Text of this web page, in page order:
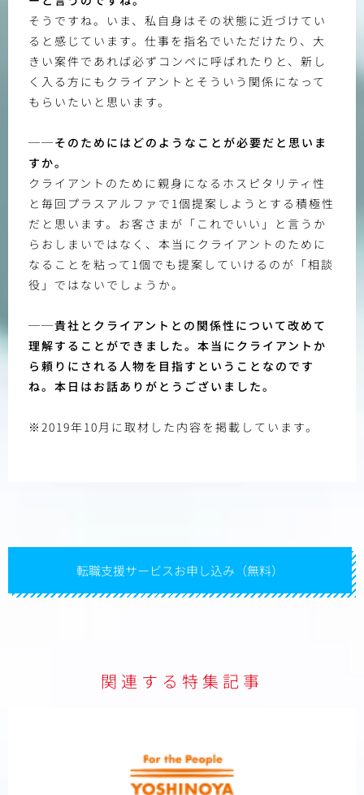
そうですね。いま、私自身はその状態に近づけてい
ると感じています。仕事を指名でいただけたり、大
きい案件であれば必ずコンペに呼ばれたりと、新し
く入る方にもクライアントとそういう関係になって
もらいたいと思います。
──そのためにはどのようなことが必要だと思いま
すか。
クライアントのために親身になるホスピタリティ性
と毎回プラスアルファで1個提案しようとする積極性
だと思います。お客さまが「これでいい」と言うか
らおしまいではなく、本当にクライアントのために
なることを粘って1個でも提案していけるのが「相談
役」ではないでしょうか。
──貴社とクライアントとの関係性について改めて
理解することができました。本当にクライアントか
ら頼りにされる人物を目指すということなのです
ね。本日はお話ありがとうございました。
※2019年10月に取材した内容を掲載しています。
転職支援サービスお申し込み（無料）
関連する特集記事